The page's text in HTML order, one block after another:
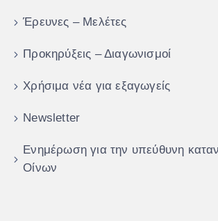
Έρευνες – Μελέτες
Προκηρύξεις – Διαγωνισμοί
Χρήσιμα νέα για εξαγωγείς
Newsletter
Ενημέρωση για την υπεύθυνη
Οίνων